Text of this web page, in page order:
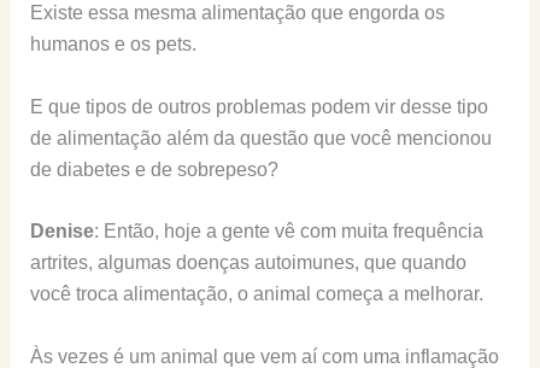
Existe essa mesma alimentação que engorda os
humanos e os pets.
E que tipos de outros problemas podem vir desse tipo
de alimentação além da questão que você mencionou
de diabetes e de sobrepeso?
Denise: Então, hoje a gente vê com muita frequência
artrites, algumas doenças autoimunes, que quando
você troca alimentação, o animal começa a melhorar.
Às vezes é um animal que vem aí com uma inflamação